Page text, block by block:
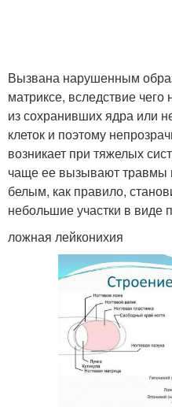
Вызвана нарушенным
матриксе, вследствие чего
из сохранивших ядра или
клеток и поэтому
возникает при тяжелых
чаще ее вызывают травмы
белым, как правило,
небольшие участки в виде
ложная лейконихия